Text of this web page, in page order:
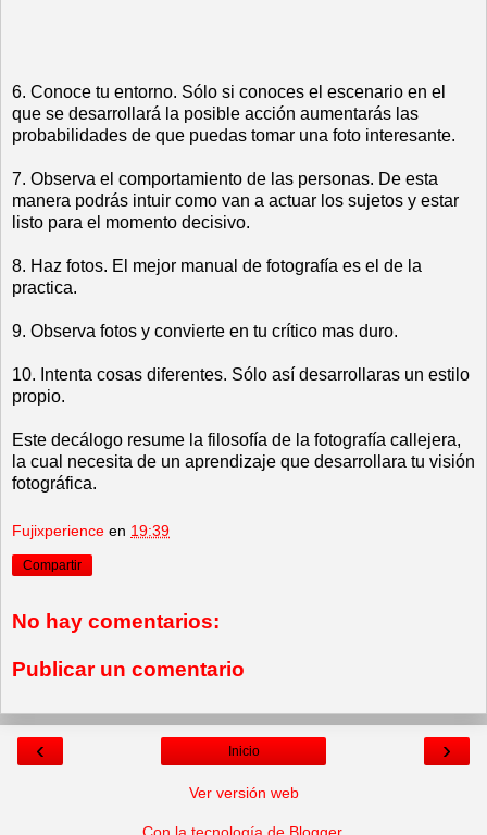
6. Conoce tu entorno. Sólo si conoces el escenario en el
que se desarrollará la posible acción aumentarás las
probabilidades de que puedas tomar una foto interesante.
7. Observa el comportamiento de las personas. De esta
manera podrás intuir como van a actuar los sujetos y estar
listo para el momento decisivo.
8. Haz fotos. El mejor manual de fotografía es el de la
practica.
9. Observa fotos y convierte en tu crítico mas duro.
10. Intenta cosas diferentes. Sólo así desarrollaras un estilo
propio.
Este decálogo resume la filosofía de la fotografía callejera,
la cual necesita de un aprendizaje que desarrollara tu visión
fotográfica.
Fujixperience en 19:39
Compartir
No hay comentarios:
Publicar un comentario
‹ ›
Inicio
Ver versión web